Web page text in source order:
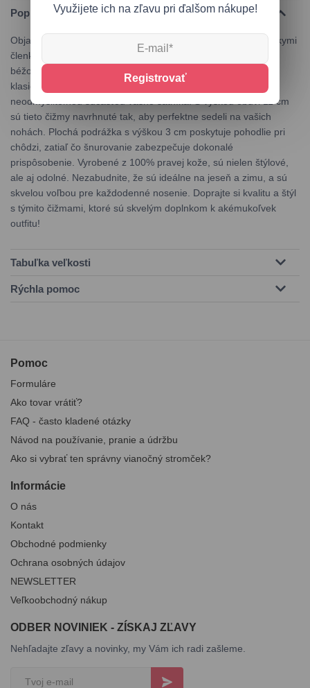
Popis produktu
Objavte dokonalú kombináciu štýlu a pohodlia s našimi dámskymi
členkovými čižmami z pravej kože Shelovet. Tieto elegantné
béžové čižmy sú ideálne na každodenné nosenie, pričom ich
klasický dizajn a kvalitné spracovanie zaručujú, že sa stanú
neodmysliteľnou súčasťou vášho šatníka. S výškou obuvi 11 cm
sú tieto čižmy navrhnuté tak, aby perfektne sedeli na vašich
nohách. Plochá podrážka s výškou 3 cm poskytuje pohodlie pri
chôdzi, zatiaľ čo šnurovanie zabezpečuje dokonalé
prispôsobenie. Vyrobené z 100% pravej kože, sú nielen štýlové,
ale aj odolné. Nezabudnite, že sú ideálne na jeseň a zimu, a sú
skvelou voľbou pre každodenné nosenie. Doprajte si kvalitu a štýl
s týmito čižmami, ktoré sú skvelým doplnkom k akémukoľvek
outfitu!
Tabuľka veľkosti
Rýchla pomoc
Pomoc
Formuláre
Ako tovar vrátiť?
FAQ - často kladené otázky
Návod na používanie, pranie a údržbu
Ako si vybrať ten správny vianočný stromček?
Informácie
O nás
Kontakt
Obchodné podmienky
Ochrana osobných údajov
NEWSLETTER
Veľkoobchodný nákup
ODBER NOVINIEK - ZÍSKAJ ZĽAVY
Nehľadajte zľavy a novinky, my Vám ich radi zašleme.
Využijete ich na zľavu pri ďalšom nákupe!
Registrovať